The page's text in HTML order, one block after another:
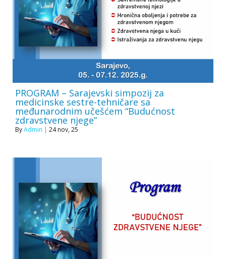
PROGRAM – Sarajevski simpozij za
medicinske sestre-tehničare sa
međunarodnim učešćem “Budućnost
zdravstvene njege”
ByAdmin | 24 nov, 25